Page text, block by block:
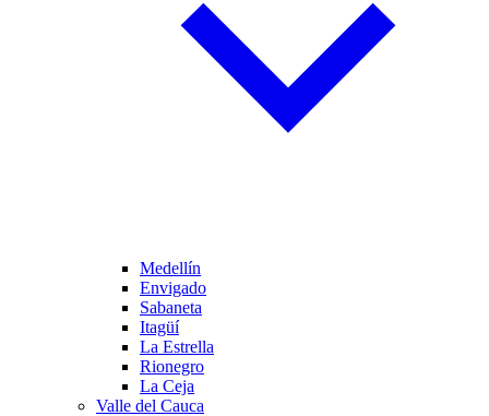
Medellín
Envigado
Sabaneta
Itagüí
La Estrella
Rionegro
La Ceja
Valle del Cauca